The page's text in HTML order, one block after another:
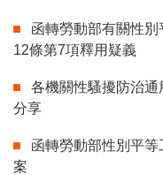
函轉勞動部有關性
12條第7項釋用疑義
各機關性騷擾防治通
分享
函轉勞動部性別平
案